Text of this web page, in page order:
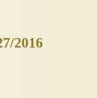
2016